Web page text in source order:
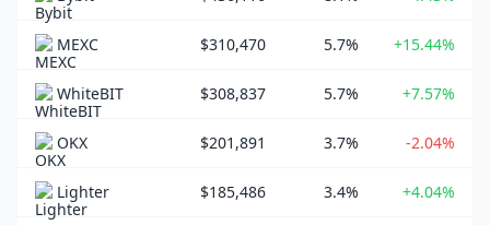
MEXC $310,470 5.7% +15.44%
WhiteBIT $308,837 5.7% +7.57%
OKX $201,891 3.7% -2.04%
Lighter $185,486 3.4% +4.04%